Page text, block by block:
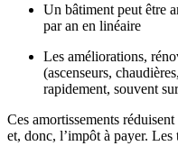
Un bâtiment peut être
par an en linéaire
Les améliorations,
(ascenseurs,
rapidement, souvent
Ces amortissements
et, donc, l’impôt à payer. Les